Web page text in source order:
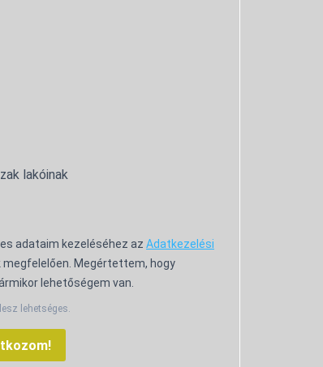
lakóinak
adataim kezeléséhez az Adatkezelési
Megértettem, hogy
lehetőségem van.
lehetséges.